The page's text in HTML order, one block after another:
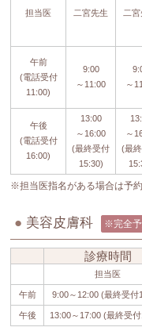
担当医 二宮先生 二宮
午前
(電話受付
11:00)
9:00
～11:00
～
午後
(電話受付
16:00)
13:00
～16:00
(最終受付
15:30)
～
(最
※担当医指名がある場合は予
● 美容皮膚科 ※完全予
診療時間
担当医
午前 9:00～12:00 (最終受付
午後 13:00～17:00 (最終受